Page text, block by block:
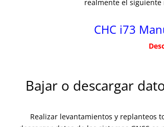
realmente el
CHC i73
Bajar o descargar
Realizar levantamientos y replanteos